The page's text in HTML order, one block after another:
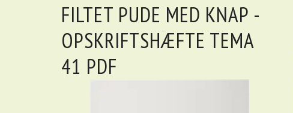
FILTET PUDE MED KNAP -
OPSKRIFTSHÆFTE TEMA
41 PDF